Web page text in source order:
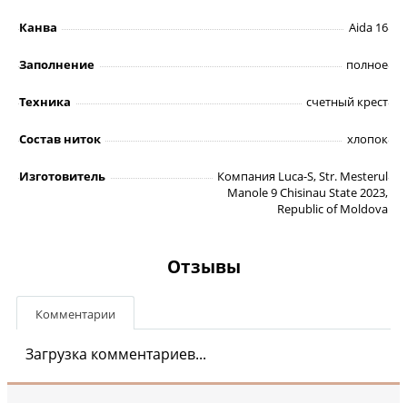
Канва Aida 16
Заполнение полное
Техника счетный крест
Состав ниток хлопок
Изготовитель
Компания Luca-S, Str. Mesterul
Manole 9 Chisinau State 2023,
Republic of Moldova
Отзывы
Комментарии
Загрузка комментариев...